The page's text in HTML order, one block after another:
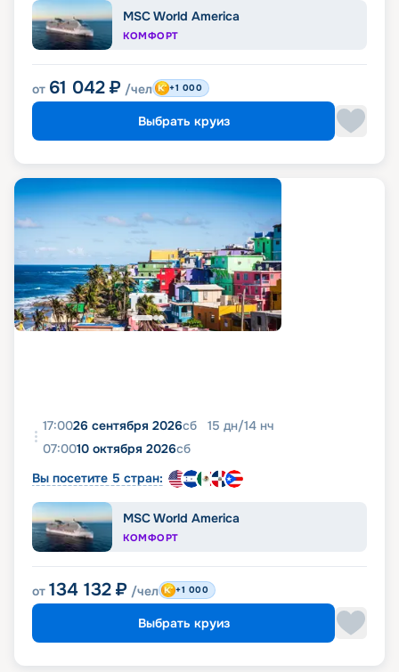
MSC World America
КОМФОРТ
от 61 042 ₽ /чел +1 000
Выбрать круиз
17:0026 сентября 2026сб 15 дн/14 нч
07:0010 октября 2026сб
Вы посетите 5 стран:
MSC World America
КОМФОРТ
от 134 132 ₽ /чел +1 000
Выбрать круиз